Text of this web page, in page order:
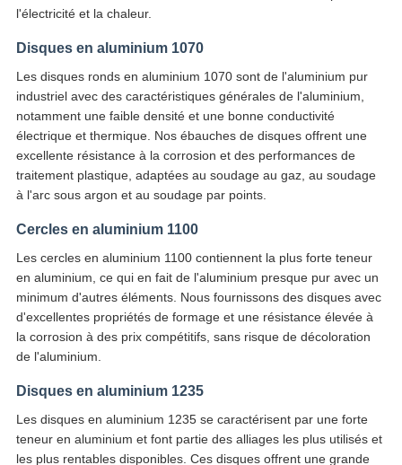
l'électricité et la chaleur.
Disques en aluminium 1070
Les disques ronds en aluminium 1070 sont de l'aluminium pur
industriel avec des caractéristiques générales de l'aluminium,
notamment une faible densité et une bonne conductivité
électrique et thermique. Nos ébauches de disques offrent une
excellente résistance à la corrosion et des performances de
traitement plastique, adaptées au soudage au gaz, au soudage
à l'arc sous argon et au soudage par points.
Cercles en aluminium 1100
Les cercles en aluminium 1100 contiennent la plus forte teneur
en aluminium, ce qui en fait de l'aluminium presque pur avec un
minimum d'autres éléments. Nous fournissons des disques avec
d'excellentes propriétés de formage et une résistance élevée à
la corrosion à des prix compétitifs, sans risque de décoloration
de l'aluminium.
Disques en aluminium 1235
Les disques en aluminium 1235 se caractérisent par une forte
teneur en aluminium et font partie des alliages les plus utilisés et
les plus rentables disponibles. Ces disques offrent une grande